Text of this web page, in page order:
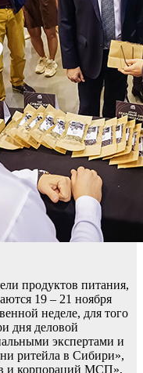
продуктов питания,
19 – 21 ноября
неделе, для того
дня деловой
экспертами и
ритейла в Сибири»,
и корпораций МСП»,